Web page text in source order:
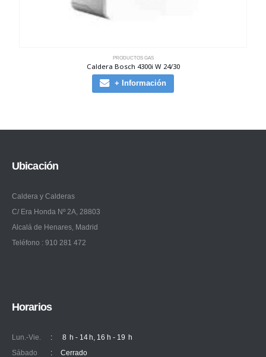
PRODUCTOS GAS
Caldera Bosch 4300i W 24/30
+ Información
Ubicación
Caldera y Calderas
C/ Era Honda Nº 2A, 28803
Alcalá de Henares, Madrid
Teléfono : 910 281 472
Horarios
Lun.-Vie. :
8 h - 14 h, 16 h - 19 h
Sábado
:
Cerrado